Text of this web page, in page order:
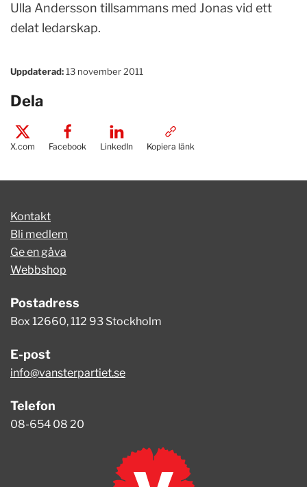
Ulla Andersson tillsammans med Jonas vid ett
delat ledarskap.
Uppdaterad:13 november 2011
Dela
X.com Facebook LinkedIn Kopiera länk
Kontakt
Bli medlem
Ge en gåva
Webbshop
Postadress
Box 12660, 112 93 Stockholm
E-post
info@vansterpartiet.se
Telefon
08-654 08 20